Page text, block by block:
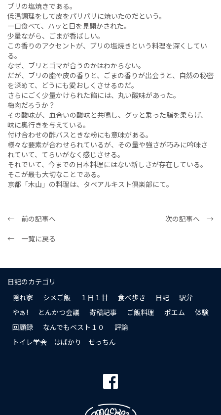
ブリの塩焼きである。
低温調理をして皮をパリパリに焼いたのだという。
一口食べて、ハッと目を見開かされた。
少量ながら、ごまが香ばしい。
この香りのアクセントが、ブリの塩焼きという料理を深くしてい
る。
なぜ、ブリとゴマが合うのかはわからない。
だが、ブリの脂や皮の香りと、ごまの香りが出会うと、自然の秘密
を深めて、どうにも愛おしくさせるのだ。
さらにごく少量かけられた餡には、丸い酸味があった。
梅肉だろうか？
その酸味が、血合いの酸味と共鳴し、グッと乗った脂を柔らげ、
味に奥行きを与えている。
付け合わせの酢バスときな粉にも意味がある。
様々な要素が合わせられているが、その量や強さが巧みに吟味さ
れていて、てらいがなく感じさせる。
それでいて、今までの日本料理にはない新しさが存在している。
そこが最も大切なことである。
京都「木山」の料理は、タベアルキスト倶楽部にて。
← 前の記事へ
次の記事へ →
← 一覧に戻る
日記のカテゴリ
隠れ家
シメご飯 １日１甘 食べ歩き 日記
駅弁
やぁ!
とんかつ会議 寄稿記事 ご飯料理 ポエム
体験
回顧録
なんでもベスト１０
評論
トイレ学会 はばかり せっちん